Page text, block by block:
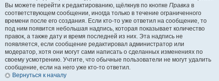
Вы можете перейти к редактированию, щёлкнув по кнопке Правка в
соответствующем сообщении, иногда только в течение ограниченного
времени после его создания. Если кто-то уже ответил на сообщение, то
под ним появится небольшая надпись, которая показывает количество
правок, а также дату и время последней из них. Эта надпись не
появляется, если сообщение редактировал администратор или
модератор, хотя они могут сами написать о сделанных изменениях по
своему усмотрению. Учтите, что обычные пользователи не могут удалить
сообщение, если на него уже кто-то ответил.
Вернуться к началу